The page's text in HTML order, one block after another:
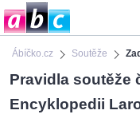
Ábíčko.cz Soutěže
Pravidla soutěže
Encyklopedii